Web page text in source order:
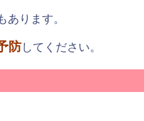
ります。
防してください。